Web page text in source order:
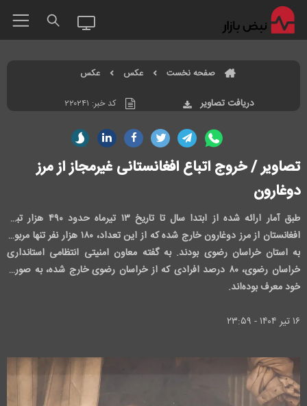
صفحه نخست عکس عکس
دریافت تصاویر کد خبر: ۲۲۰۲۴۱
تصاویر / خروج اتباع افغانستانی غیرمجاز از مرز
دوغارون
طبق آمار ارائه شده از ابتدا سال تا تاریخ ۱۳ تیرماه حدود ۴۹۰ هزار تبعه
افغانستان از مرز دوغارون خارج شده که از این تعداد، ۱۸۰ هزار نفر تنها مربوط
به استان خراسان رضوی بودند. به گفته معاون امنیتی انتظامی استانداری
خراسان رضوی، ۸۰ درصد افرادی که از خراسان رضوی خارج شده، به صورت
خود معرف بوده‌اند.
۱۶ تير ۱۴۰۴ - ۲۳:۵۹